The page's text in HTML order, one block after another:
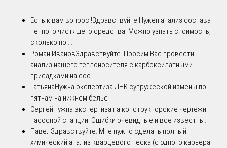
Есть к вам вопрос !Здравствуйте!Нужен анализ состава
пенного чистящего средства. Можно узнать стоимость,
сколько по ...
Роман ИвановЗдравствуйте. Просим Вас провести
анализ нашего теплоносителя с карбоксилатными
присадками на соо...
ТатьянаНужна экспертиза ДНК супружеской измены по
пятнам на нижнем белье
СергейНужна экспертиза на конструкторские чертежи
насосной станции. Ошибки очевидные и все известны.
ПавелЗдравствуйте. Мне нужно сделать полный
химический анализ кварцевого песка (с одного карьера